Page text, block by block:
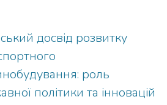
досвід розвитку
роль
політики та інновацій